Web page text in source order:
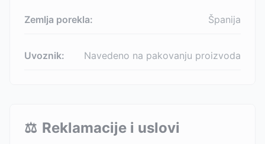
Zemlja porekla: Španija
Uvoznik: Navedeno na pakovanju proizvoda
⚖️ Reklamacije i uslovi